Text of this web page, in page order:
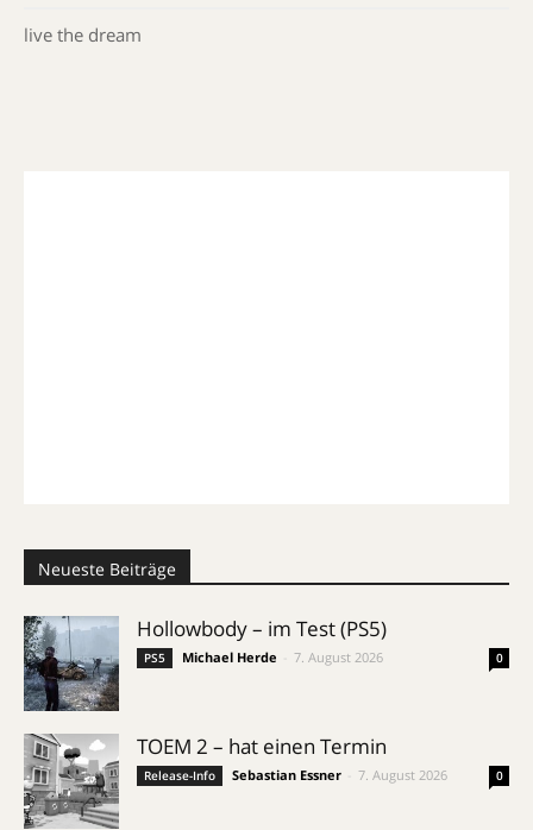
live the dream
Neueste Beiträge
Hollowbody – im Test (PS5)
PS5 Michael Herde 7. August 2026 0
TOEM 2 – hat einen Termin
Release-Info Sebastian Essner 7. August 2026 0